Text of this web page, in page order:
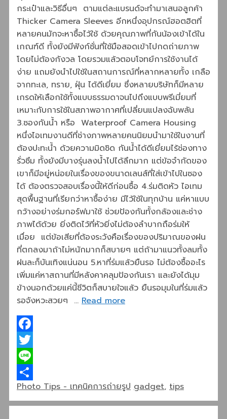
กระเป๋าและวิธีอื่นๆ ตามแต่ละแบรนด์จะทำมาเสนอลูกค้า
Thicker Camera Sleeves อีกหนึ่งอุปกรณ์ฮอตฮิตที่
หลายคนมักจะหาซื้อไว้ใช้ ด้วยคุณภาพที่กันน้องเข้าได้ใน
เกณฑ์ดี ทั้งยังมีฟังก์ชั่นที่ใช้มือสอดเข้าไปกดถ่ายภาพ
โดยไม่ต้องกังวล โดยรวมแล้วตอบโจทย์การใช้งานได้
ง่าย แถมยังนำไปใช้ในสถานการณ์ที่หลากหลายทั้ง เกลือ
จากทะเล, ทราย, ฝุ่น ได้ดีเยี่ยม ซึ่งหลายบริษัทก็มีหลาย
เกรดให้เลือกใช้ทั้งแบบธรรมดาจนไปถึงแบบพรีเมี่ยมที่
เหมาะกับการใช้ในสภาพอากาศที่เปลี่ยนแปลงฉับพลัน
3.ซองกันน้ำ หรือ Waterproof Camera Housing
หนึ่งไอเทมงานดีที่ช่างภาพหลายคนนิยมนำมาใช้ในงานที่
ต้องปะทะน้ำ ด้วยความมิดชิด กันน้ำได้ดีเยี่ยมไร้ช่องทาง
รั่วซึม ทั้งยังมีบางรุ่นลงน้ำไปได้ลึกมาก แต่ข้อจำกัดของ
เขาก็มีอยู่หน่อยในเรื่องของขนาดเลนส์ที่ใส่เข้าไปในซอง
ได้ ต้องตรวจสอบเรื่องนี้ให้ดีก่อนซื้อ 4.ร่มติดหัว ไอเทม
สุดพื้นฐานที่เรียกว่าหาซื้อง่าย มีไว้ใช้ในทุกบ้าน แค่หาแบบ
กว้างอย่างร่มกอร์ฟมาใช้ ช่วยป้องกันทั้งกล้องและช่าง
ภาพได้ด้วย ยิ่งติดไว้ที่หัวยิ่งไม่ต้องลำบากถือร่มให้
เมื่อย แต่ข้อเสียที่ต้องระวังคือเรื่องของปริมาณของฝน
ที่ตกลงมาถ้าไม่หนักมากก็สบายๆ แต่ถ้ามาแนวทั้งลมทั้ง
ฝนละก็บันเทิงแน่นอน 5.หาที่ร่มแล้วยืนรอ ไม่ต้องซื้ออะไร
เพิ่มแค่หาสถานที่มีหลังคาคลุมป้องกันเรา และยังได้มุม
ข้างนอกด้วยแค่นี้ชีวิตก็สบายใจแล้ว ยืนรอมุมในที่ร่มแล้ว
รอจังหวะสวยๆ … Read more
Facebook
Twitter
Line
Share
Categories
Photo Tips - เทคนิคการถ่ายรูป Tags
gadget, tips